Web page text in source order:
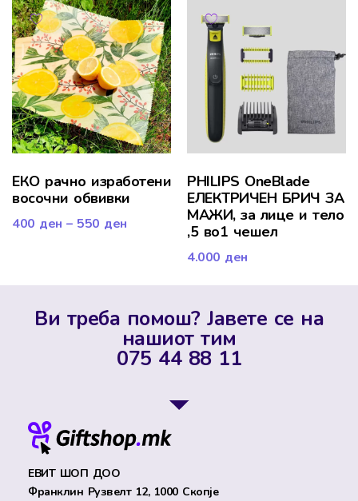
ЕКО рачно изработени
восочни обвивки
400 ден – 550 ден
PHILIPS OneBlade
ЕЛЕКТРИЧЕН БРИЧ ЗА
МАЖИ, за лице и тело
,5 во1 чешел
4.000 ден
Ви треба помош? Јавете се на
нашиот тим
075 44 88 11
ЕВИТ ШОП ДОО
Франклин Рузвелт 12, 1000 Скопје